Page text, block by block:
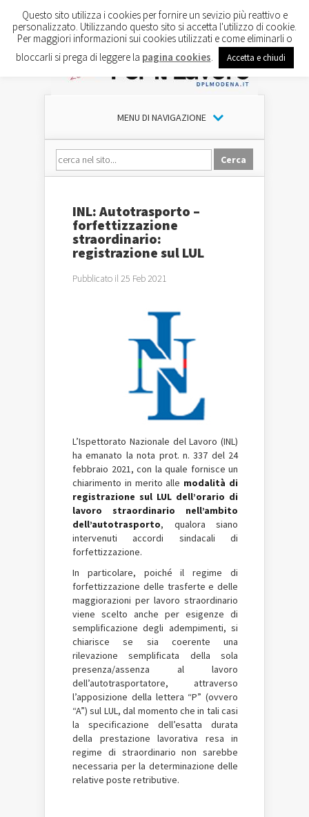
MENU DI NAVIGAZIONE
INL: Autotrasporto –
forfettizzazione
straordinario:
registrazione sul LUL
Pubblicato il 25 Feb 2021
L’Ispettorato Nazionale del Lavoro (INL)
ha emanato la nota prot. n. 337 del 24
febbraio 2021, con la quale fornisce un
chiarimento in merito alle modalità di
registrazione sul LUL dell’orario di
lavoro straordinario nell’ambito
dell’autotrasporto, qualora siano
intervenuti accordi sindacali di
forfettizzazione.
In particolare, poiché il regime di
forfettizzazione delle trasferte e delle
maggiorazioni per lavoro straordinario
viene scelto anche per esigenze di
semplificazione degli adempimenti, si
chiarisce se sia coerente una
rilevazione semplificata della sola
presenza/assenza al lavoro
dell’autotrasportatore, attraverso
l’apposizione della lettera “P” (ovvero
“A”) sul LUL, dal momento che in tali casi
la specificazione dell’esatta durata
della prestazione lavorativa resa in
regime di straordinario non sarebbe
necessaria per la determinazione delle
relative poste retributive.
Questo sito utilizza i cookies per fornire un sevizio più reattivo e
personalizzato. Utilizzando questo sito si accetta l'utilizzo di cookie.
Per maggiori informazioni sui cookies utilizzati e come eliminarli o
bloccarli si prega di leggere la pagina cookies Accetta e chiudi